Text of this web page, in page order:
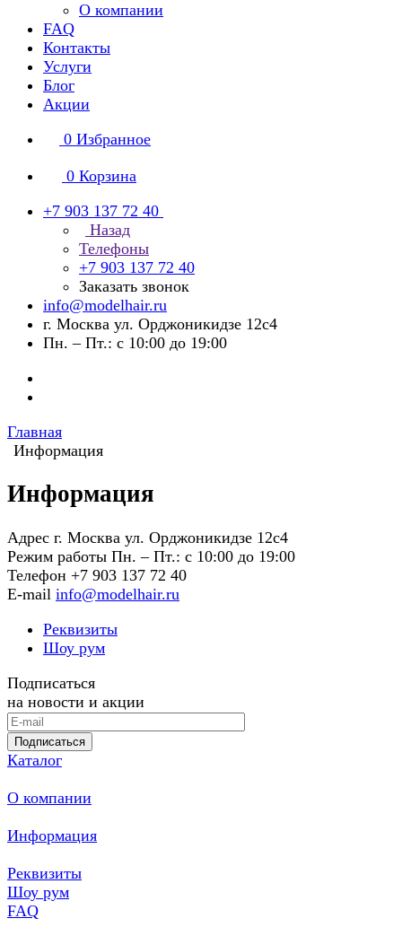
О компании
FAQ
Контакты
Услуги
Блог
Акции
0 Избранное
0 Корзина
+7 903 137 72 40
Назад
Телефоны
+7 903 137 72 40
Заказать звонок
info@modelhair.ru
г. Москва ул. Орджоникидзе 12с4
Пн. – Пт.: с 10:00 до 19:00
Главная
Информация
Информация
Адрес г. Москва ул. Орджоникидзе 12с4
Режим работы Пн. – Пт.: с 10:00 до 19:00
Телефон +7 903 137 72 40
E-mail info@modelhair.ru
Реквизиты
Шоу рум
Подписаться
на новости и акции
Подписаться
Каталог
О компании
Информация
Реквизиты
Шоу рум
FAQ